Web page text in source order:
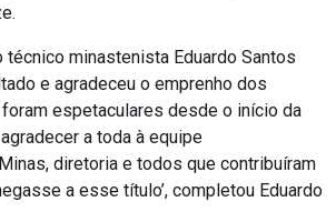
técnico minastenista Eduardo Santos
e agradeceu o emprenho dos
espetaculares desde o início da
a toda à equipe
diretoria e todos que contribuíram
a esse título’, completou Eduardo